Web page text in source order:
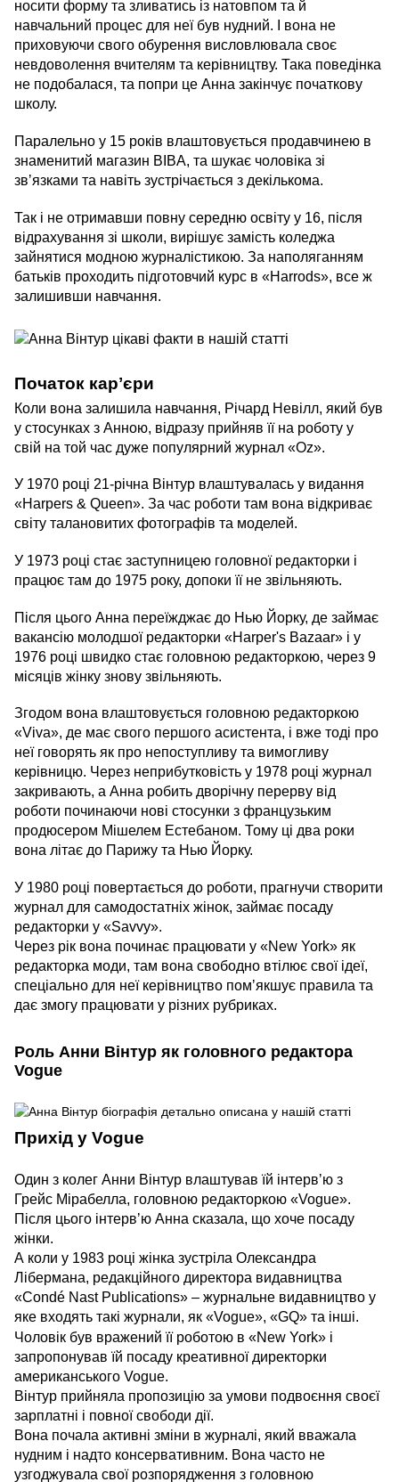
носити форму та зливатись із натовпом та й
навчальний процес для неї був нудний. І вона не
приховуючи свого обурення висловлювала своє
невдоволення вчителям та керівництву. Така поведінка
не подобалася, та попри це Анна закінчує початкову
школу.
Паралельно у 15 років влаштовується продавчинею в
знаменитий магазин BIBA, та шукає чоловіка зі
звʼязками та навіть зустрічається з декількома.
Так і не отримавши повну середню освіту у 16, після
відрахування зі школи, вирішує замість коледжа
зайнятися модною журналістикою. За наполяганням
батьків проходить підготовчий курс в «Harrods», все ж
залишивши навчання.
Початок карʼєри
Коли вона залишила навчання, Річард Невілл, який був
у стосунках з Анною, відразу прийняв її на роботу у
свій на той час дуже популярний журнал «Oz».
У 1970 році 21-річна Вінтур влаштувалась у видання
«Harpers & Queen». За час роботи там вона відкриває
світу талановитих фотографів та моделей.
У 1973 році стає заступницею головної редакторки і
працює там до 1975 року, допоки її не звільняють.
Після цього Анна переїжджає до Нью Йорку, де займає
вакансію молодшої редакторки «Harper's Bazaar» і у
1976 році швидко стає головною редакторкою, через 9
місяців жінку знову звільняють.
Згодом вона влаштовується головною редакторкою
«Viva», де має свого першого асистента, і вже тоді про
неї говорять як про непоступливу та вимогливу
керівницю. Через неприбутковість у 1978 році журнал
закривають, а Анна робить дворічну перерву від
роботи починаючи нові стосунки з французьким
продюсером Мішелем Естебаном. Тому ці два роки
вона літає до Парижу та Нью Йорку.
У 1980 році повертається до роботи, прагнучи створити
журнал для самодостатніх жінок, займає посаду
редакторки у «Savvy».
Через рік вона починає працювати у «New York» як
редакторка моди, там вона свободно втілює свої ідеї,
спеціально для неї керівництво помʼякшує правила та
дає змогу працювати у різних рубриках.
Роль Анни Вінтур як головного редактора
Vogue
Прихід у Vogue
Один з колег Анни Вінтур влаштував їй інтервʼю з
Грейс Мірабелла, головною редакторкою «Vogue».
Після цього інтервʼю Анна сказала, що хоче посаду
жінки.
А коли у 1983 році жінка зустріла Олександра
Лібермана, редакційного директора видавництва
«Condé Nast Publications» – журнальне видавництво у
яке входять такі журнали, як «Vogue», «GQ» та інші.
Чоловік був вражений її роботою в «New York» і
запропонував їй посаду креативної директорки
американського Vogue.
Вінтур прийняла пропозицію за умови подвоєння своєї
зарплатні і повної свободи дії.
Вона почала активні зміни в журналі, який вважала
нудним і надто консервативним. Вона часто не
узгоджувала свої розпорядження з головною